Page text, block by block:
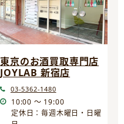
東京のお酒買取専門店
JOYLAB 新宿店
03-5362-1480
10:00 ～ 19:00
定休日：毎週木曜日・日曜